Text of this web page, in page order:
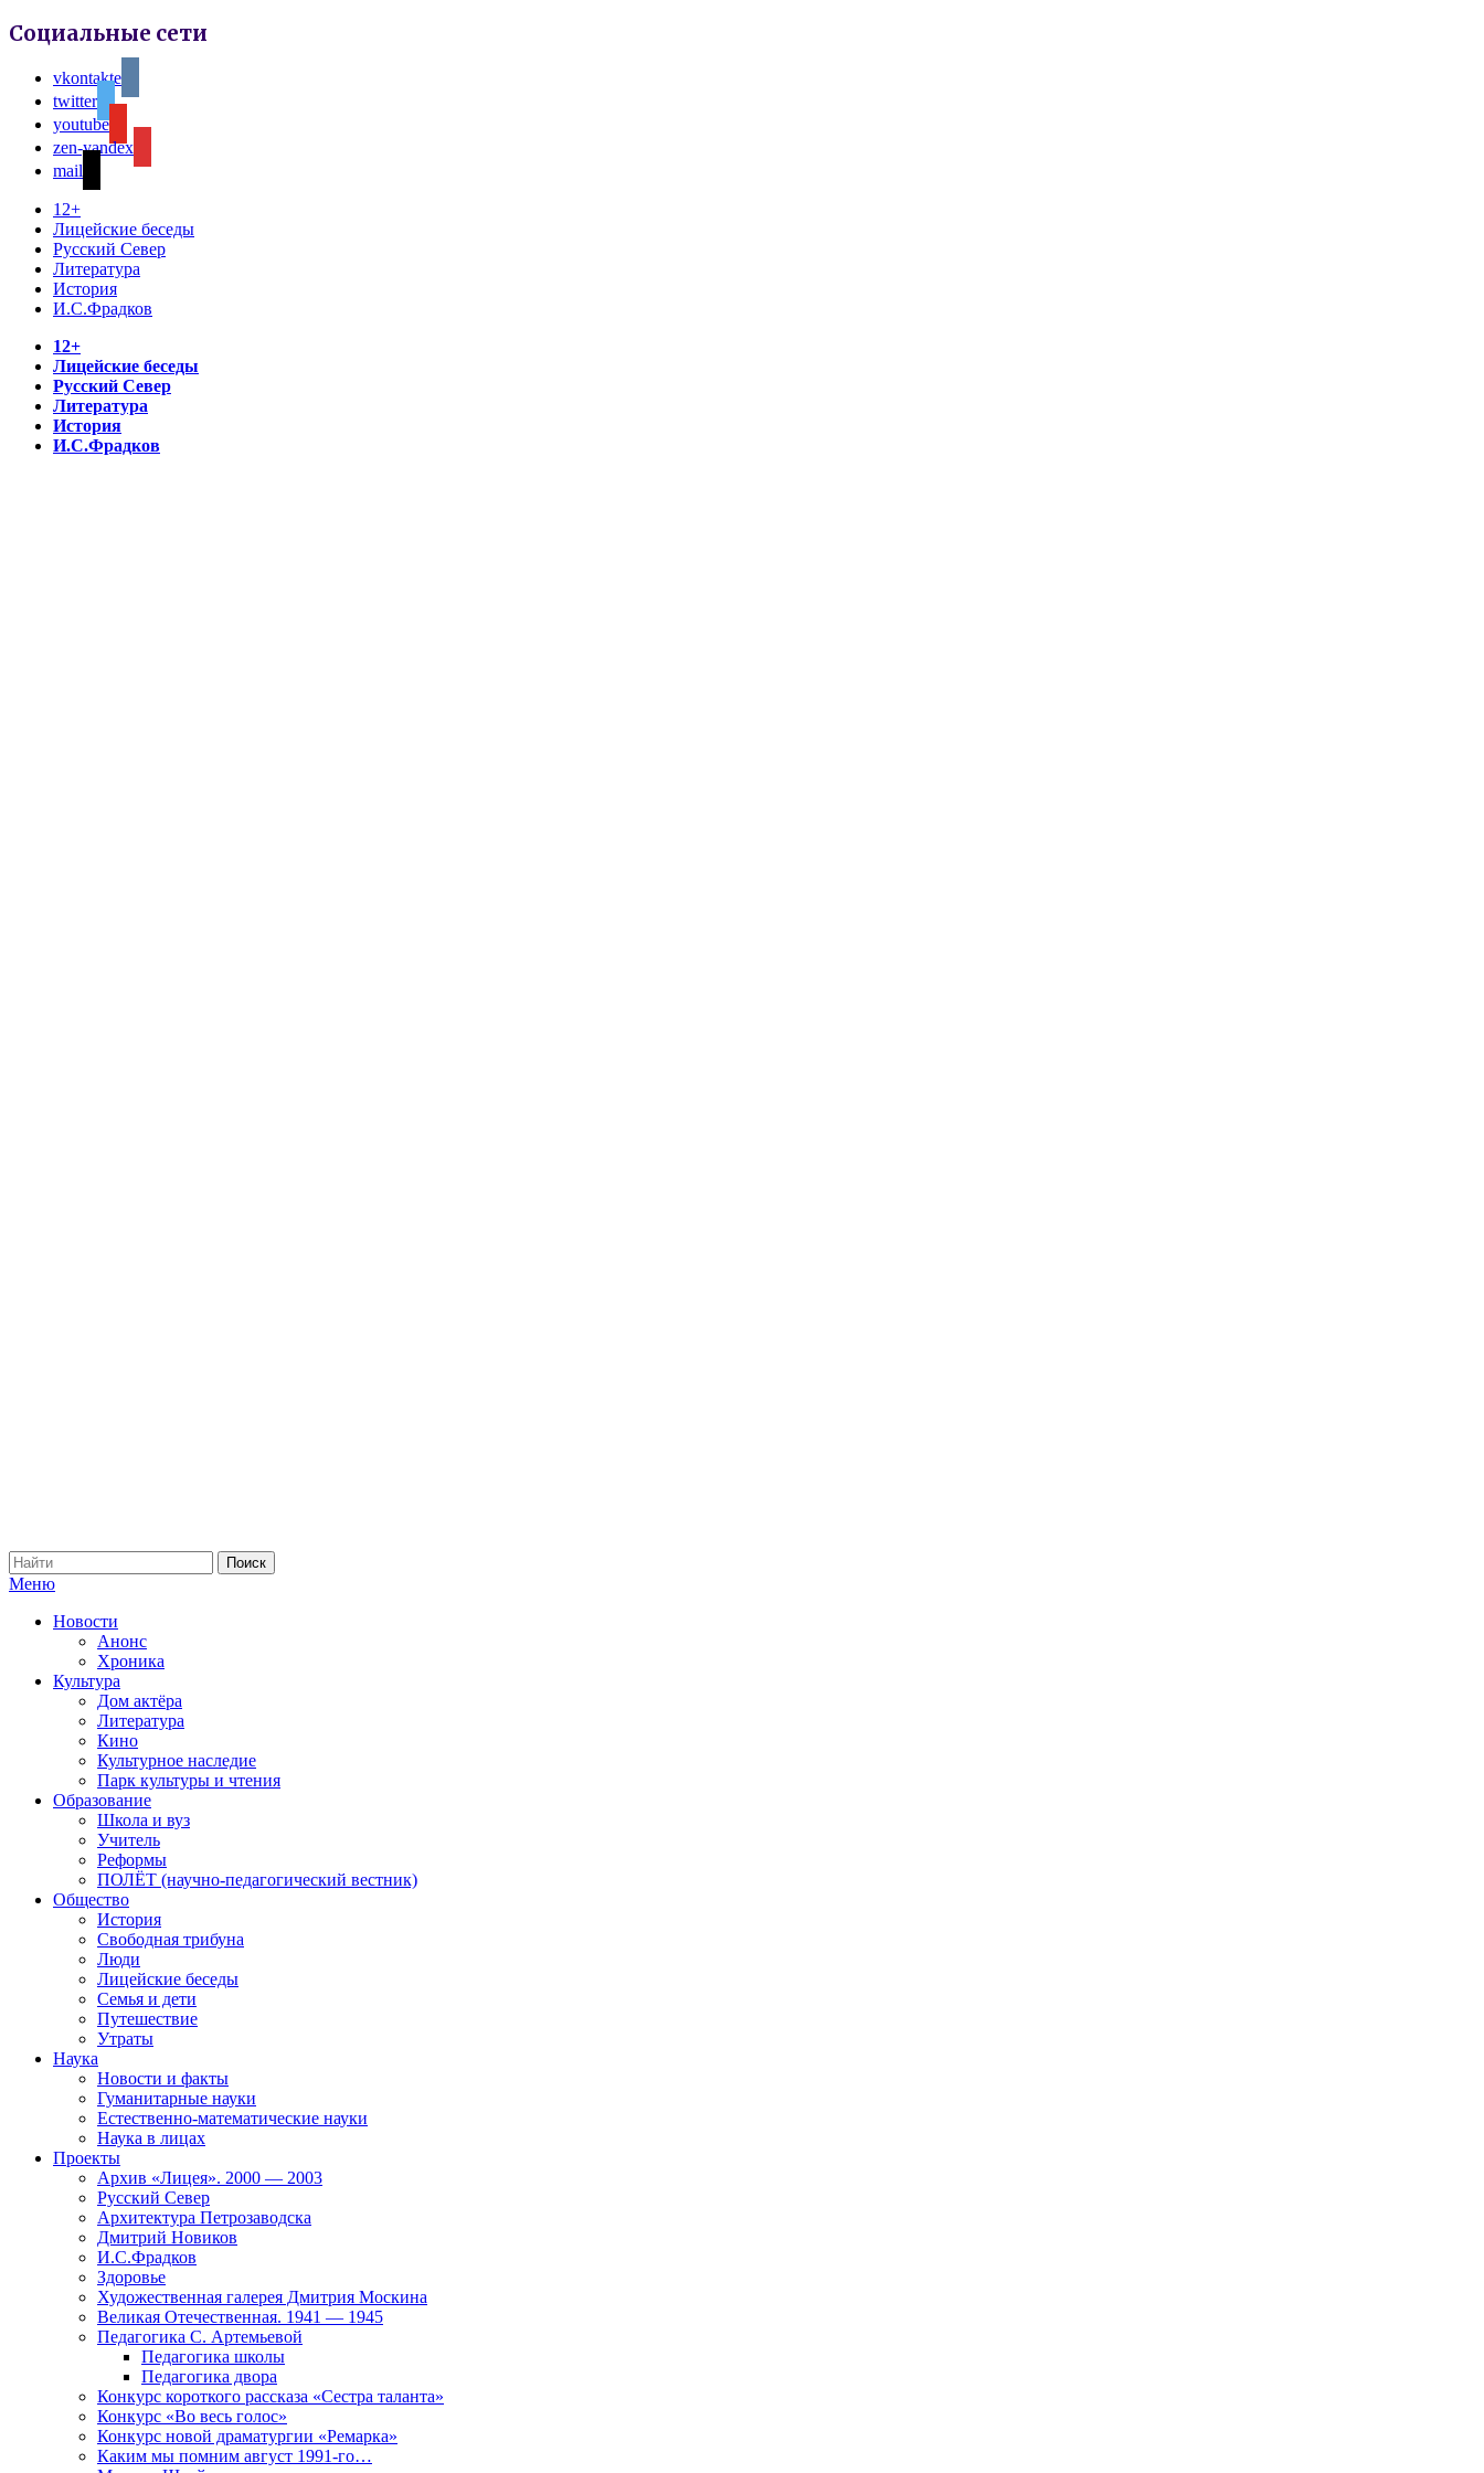
Социальные сети
vkontakte
twitter
youtube
zen-yandex
mail
12+
Лицейские беседы
Русский Север
Литература
История
И.С.Фрадков
12+
Лицейские беседы
Русский Север
Литература
История
И.С.Фрадков
Меню
Новости
Анонс
Хроника
Культура
Дом актёра
Литература
Кино
Культурное наследие
Парк культуры и чтения
Образование
Школа и вуз
Учитель
Реформы
ПОЛЁТ (научно-педагогический вестник)
Общество
История
Свободная трибуна
Люди
Лицейские беседы
Семья и дети
Путешествие
Утраты
Наука
Новости и факты
Гуманитарные науки
Естественно-математические науки
Наука в лицах
Проекты
Архив «Лицея». 2000 — 2003
Русский Север
Архитектура Петрозаводска
Дмитрий Новиков
И.С.Фрадков
Здоровье
Художественная галерея Дмитрия Москина
Великая Отечественная. 1941 — 1945
Педагогика С. Артемьевой
Педагогика школы
Педагогика двора
Конкурс короткого рассказа «Сестра таланта»
Конкурс «Во весь голос»
Конкурс новой драматургии «Ремарка»
Каким мы помним август 1991-го…